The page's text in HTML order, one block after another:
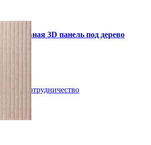
3D панель под дерево
Сотрудничество